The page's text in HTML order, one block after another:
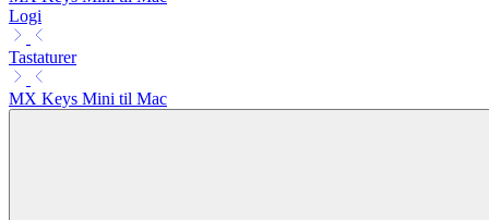
Logi
Tastaturer
MX Keys Mini til Mac